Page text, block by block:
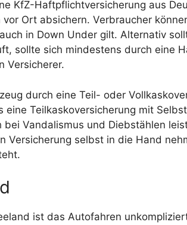
KfZ-Haftpflichtversicherung aus
Ort absichern. Verbraucher
in Down Under gilt. Alternativ
sollte sich mindestens durch eine
Versicherer.
durch eine Teil- oder
Teilkaskoversicherung mit
Vandalismus und Diebstählen
Versicherung selbst in die Hand
ist das Autofahren